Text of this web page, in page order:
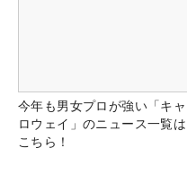
今年も男女プロが強い「キャ
ロウェイ」のニュース一覧は
こちら！